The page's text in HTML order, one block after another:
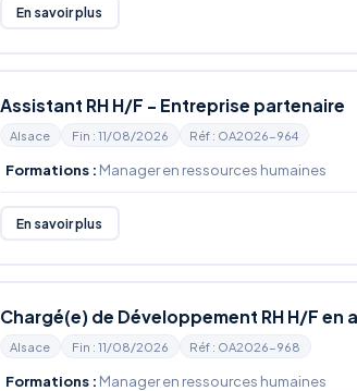
En savoir plus
Assistant RH H/F - Entreprise partenaire
Alsace Fin : 11/08/2026 Réf : OA2026-964
Formations : Manager en ressources humaines
En savoir plus
Chargé(e) de Développement RH H/F en
Alsace Fin : 11/08/2026 Réf : OA2026-968
Formations : Manager en ressources humaines